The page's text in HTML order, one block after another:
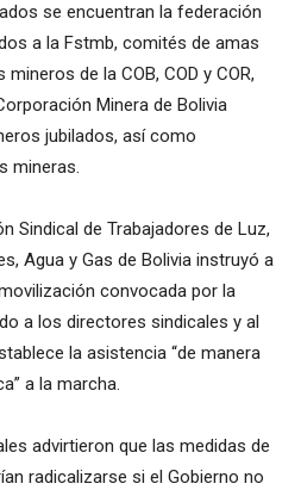
se encuentran la federación
a la Fstmb, comités de amas
de la COB, COD y COR,
Minera de Bolivia
jubilados, así como
mineras.
Sindical de Trabajadores de Luz,
Agua y Gas de Bolivia instruyó a
convocada por la
a los directores sindicales y al
la asistencia “de manera
a la marcha.
advirtieron que las medidas de
radicalizarse si el Gobierno no